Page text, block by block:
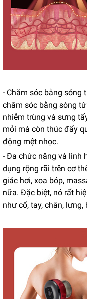
- Chăm sóc bằng
chăm sóc bằng sóng
nhiễm trùng và sưng
mỏi mà còn thúc đẩy
động mệt nhọc.
- Đa chức năng và linh
dụng rộng rãi trên cơ
giác hơi, xoa bóp,
nữa. Đặc biệt, nó rất
như cổ, tay, chân,